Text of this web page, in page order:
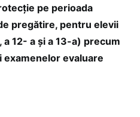
pe perioada
pregătire, pentru elevii
12- a și a 13-a) precum
examenelor evaluare